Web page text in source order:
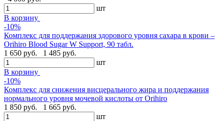
шт
В корзину
-10%
Комплекс для поддержания здорового уровня сахара в крови –
Orihiro Blood Sugar W Support, 90 табл.
1 650 руб.
1 485 руб.
шт
В корзину
-10%
Комплекс для снижения висцерального жира и поддержания
нормального уровня мочевой кислоты от Orihiro
1 850 руб.
1 665 руб.
шт